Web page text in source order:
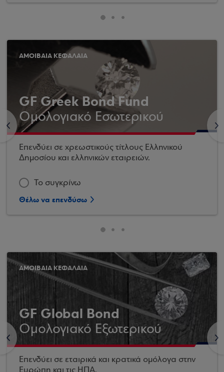
<
ΑΜΟΙΒΑΙΑ ΚΕΦΑΛΑΙΑ
Το συγκρίνω
GF Greek Bond Fund
Ομολογιακό Εσωτερικού
Επενδύει σε χρεωστικούς τίτλους Ελληνικού
Δημοσίου και ελληνικών εταιρειών.
Θέλω να επενδύσω
>
<
ΑΜΟΙΒΑΙΑ ΚΕΦΑΛΑΙΑ
GF Global Bond
Ομολογιακό Εξωτερικού
Επενδύει σε εταιρικά και κρατικά ομόλογα στην
>